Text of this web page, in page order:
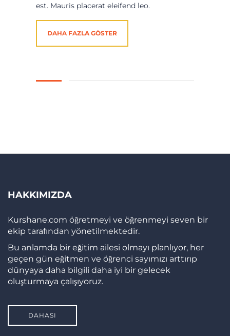
est. Mauris placerat eleifend leo.
DAHA FAZLA GÖSTER
HAKKIMIZDA
Kurshane.com öğretmeyi ve öğrenmeyi seven bir
ekip tarafından yönetilmektedir.
Bu anlamda bir eğitim ailesi olmayı planlıyor, her
geçen gün eğitmen ve öğrenci sayımızı arttırıp
dünyaya daha bilgili daha iyi bir gelecek
oluşturmaya çalışıyoruz.
DAHASI